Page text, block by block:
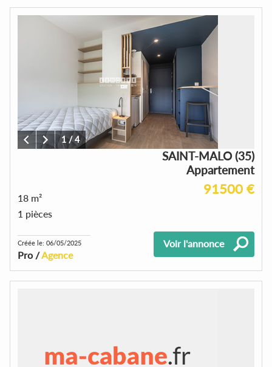
1/4
SAINT-MALO (35)
Appartement
91500 €
18 m²
1 pièces
Créée le: 06/05/2025
Pro /Agence
Voir l'annonce